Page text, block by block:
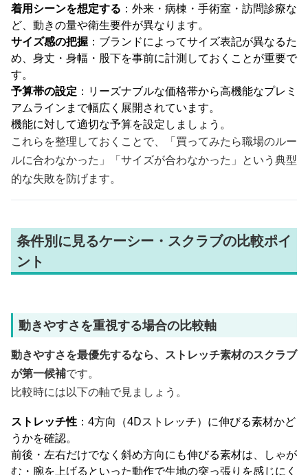
着用シーンを想定する ：外来・病棟・手術室・訪問診療な
ど、動きの量や衛生要件が異なります。
サイズ感の把握 ：ブランドによってサイズ表記が異なるた
め、身丈・身幅・股下を事前に計測しておくことが重要で
す。
予算帯の設定 ：リーズナブルな価格帯から高機能なプレミ
アムラインまで幅広く展開されています。
機能に対して適切な予算を設定しましょう。
これらを整理しておくことで、「買ってみたら職場のルー
ルに合わなかった」「サイズが合わなかった」という典型
的な失敗を防げます。
条件別に見るケーシー・スクラブの比較ポイ
ント
動きやすさを重視する場合の比較軸
動きやすさを最優先するなら、ストレッチ素材のスクラブ
が第一候補です。
比較時には以下の軸で見ましょう。
ストレッチ性 ：4方向（4Dストレッチ）に伸びる素材かど
うかを確認。
前後・左右だけでなく斜め方向にも伸びる素材は、しゃが
む・腕を上げるといった動作で生地の突っ張りを感じにく